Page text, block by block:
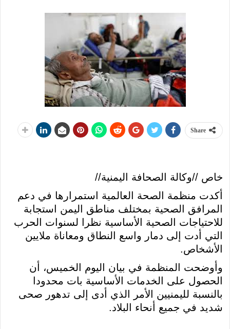
Share
خاص //وكالة الصحافة اليمنية//
أكدت منظمة الصحة العالمية استمرارها في دعم
المرافق الصحية بمختلف مناطق اليمن استجابة
للاحتياجات الصحية الأساسية نظرا لسنوات الحرب
التي أدت إلى دمار واسع النطاق ومعاناة ملايين
الأشخاص.
وأوضحت المنظمة في بيان اليوم الخميس، أن
الحصول على الخدمات الأساسية بات محدودا
بالنسبة لليمنيين الأمر الذي أدى إلى تدهور صحى
شديد في جميع أنحاء البلاد.